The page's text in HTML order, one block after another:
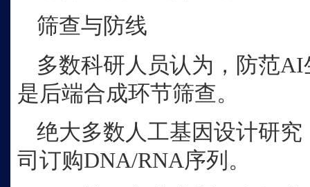
筛查与防线
多数科研人员认为，防范AI
是后端合成环节筛查。
绝大多数人工基因设计研
司订购DNA/RNA序列。